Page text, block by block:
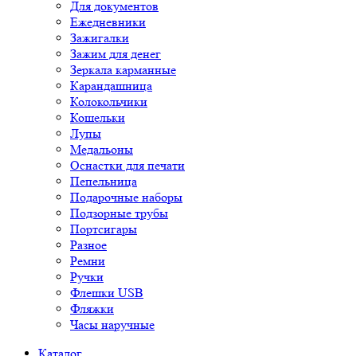
Для документов
Ежедневники
Зажигалки
Зажим для денег
Зеркала карманные
Карандашница
Колокольчики
Кошельки
Лупы
Медальоны
Оснастки для печати
Пепельница
Подарочные наборы
Подзорные трубы
Портсигары
Разное
Ремни
Ручки
Флешки USB
Фляжки
Часы наручные